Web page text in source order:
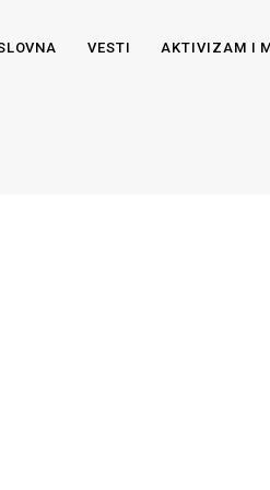
VESTI AKTIVIZAM I